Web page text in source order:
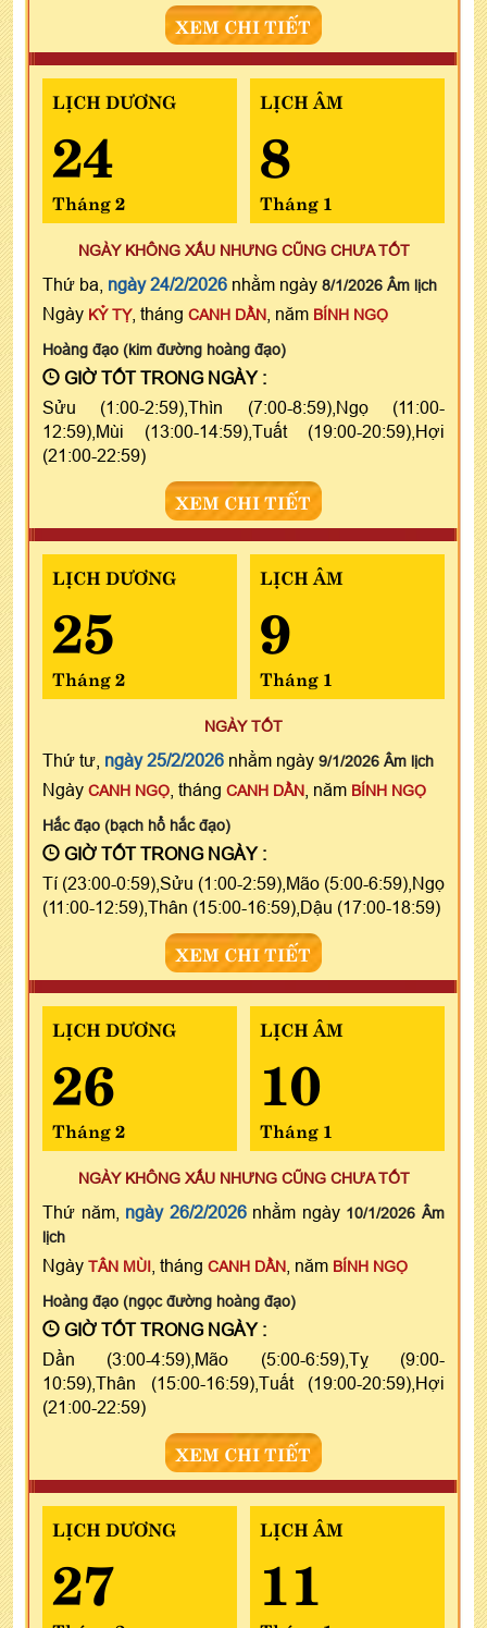
XEM CHI TIẾT
LỊCH DƯƠNG
24
Tháng 2
LỊCH ÂM
8
Tháng 1
NGÀY KHÔNG XẤU NHƯNG CŨNG CHƯA TỐT
Thứ ba, ngày 24/2/2026 nhằm ngày 8/1/2026 Âm lịch
Ngày KỶ TỴ, tháng CANH DẦN , năm BÍNH NGỌ
Hoàng đạo (kim đường hoàng đạo)
GIỜ TỐT TRONG NGÀY :
Sửu (1:00-2:59),Thìn (7:00-8:59),Ngọ (11:00-
12:59),Mùi (13:00-14:59),Tuất (19:00-20:59),Hợi
(21:00-22:59)
XEM CHI TIẾT
LỊCH DƯƠNG
25
Tháng 2
LỊCH ÂM
9
Tháng 1
NGÀY TỐT
Thứ tư, ngày 25/2/2026 nhằm ngày 9/1/2026 Âm lịch
Ngày CANH NGỌ , tháng CANH DẦN , năm BÍNH NGỌ
Hắc đạo (bạch hổ hắc đạo)
GIỜ TỐT TRONG NGÀY :
Tí (23:00-0:59),Sửu (1:00-2:59),Mão (5:00-6:59),Ngọ
(11:00-12:59),Thân (15:00-16:59),Dậu (17:00-18:59)
XEM CHI TIẾT
LỊCH DƯƠNG
26
Tháng 2
LỊCH ÂM
10
Tháng 1
NGÀY KHÔNG XẤU NHƯNG CŨNG CHƯA TỐT
Thứ năm, ngày 26/2/2026nhằm ngày 10/1/2026 Âm
lịch
Ngày TÂN MÙI , tháng CANH DẦN , năm BÍNH NGỌ
Hoàng đạo (ngọc đường hoàng đạo)
GIỜ TỐT TRONG NGÀY :
Dần (3:00-4:59),Mão (5:00-6:59),Tỵ (9:00-
10:59),Thân (15:00-16:59),Tuất (19:00-20:59),Hợi
(21:00-22:59)
XEM CHI TIẾT
LỊCH DƯƠNG
27
LỊCH ÂM
11